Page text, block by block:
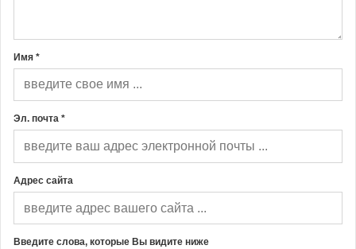
Имя *
Эл. почта *
Адрес сайта
Введите слова, которые Вы видите ниже